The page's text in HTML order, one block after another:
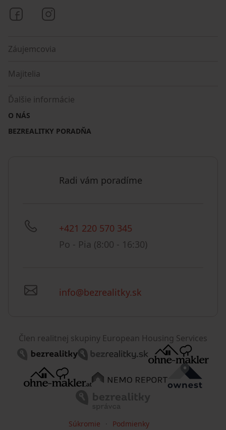
Bezrealitky na Facebooku
Záujemcovia
Majitelia
Ďalšie informácie
O NÁS
BEZREALITKY PORADŇA
Radi vám poradíme
+421 220 570 345
Po - Pia (8:00 - 16:30)
info@bezrealitky.sk
Člen realitnej skupiny European Housing Services
Súkromie Podmienky